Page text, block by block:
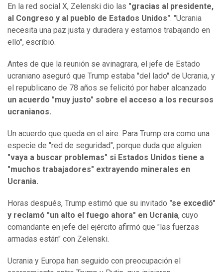
En la red social X, Zelenski dio las "gracias al presidente,
al Congreso y al pueblo de Estados Unidos". "Ucrania
necesita una paz justa y duradera y estamos trabajando en
ello", escribió.
Antes de que la reunión se avinagrara, el jefe de Estado
ucraniano aseguró que Trump estaba "del lado" de Ucrania, y
el republicano de 78 años se felicitó por haber alcanzado
un acuerdo "muy justo" sobre el acceso a los recursos
ucranianos.
Un acuerdo que queda en el aire. Para Trump era como una
especie de "red de seguridad", porque duda que alguien
"vaya a buscar problemas" si Estados Unidos tiene a
"muchos trabajadores" extrayendo minerales en
Ucrania.
Horas después, Trump estimó que su invitado "se excedió"
y reclamó "un alto el fuego ahora" en Ucrania, cuyo
comandante en jefe del ejército afirmó que "las fuerzas
armadas están" con Zelenski.
Ucrania y Europa han seguido con preocupación el